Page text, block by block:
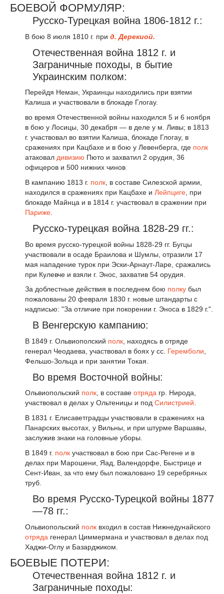
БОЕВОЙ ФОРМУЛЯР:
Русско-Турецкая война 1806-1812 г.:
В бою 8 июля 1810 г. при д. Дерекиой.
Отечественная война 1812 г. и
Заграничные походы, в бытие
Украинским полком:
Перейдя Неман, Украинцы находились при взятии
Калиша и участвовали в блокаде Глогау.
во время Отечественной войны находился 5 и 6 ноября
в бою у Лосицы, 30 декабря — в деле у м. Ливы; в 1813
г. участвовал во взятии Калиша, блокаде Глогау, в
сражениях при Кацбахе и в бою у Левенберга, где полк
атаковал дивизию Пюто и захватил 2 орудия, 36
офицеров и 500 нижних чинов
В кампанию 1813 г. полк , в составе Силезской армии,
находился в сражениях при Кацбахе и Лейпциге , при
блокаде Майнца и в 1814 г. участвовал в сражении при
Париже
Русско-турецкая война 1828-29 гг.:
Во время русско-турецкой войны 1828-29 гг. Бугцы
участвовали в осаде Браилова и Шумлы, отразили 17
мая нападение турок при Эски-Арнаут-Ларе, сражались
при Кулевче и взяли г. Энос, захватив 54 орудия.
За доблестные действия в последнем бою полку был
пожалованы 20 февраля 1830 г. новые штандарты с
надписью: "За отличие при покорении г. Эноса в 1829 г.".
В Венгерскую кампанию:
В 1849 г. Ольвиополский полк , находясь в отряде
генерал Чеодаева, участвовал в боях у сс. Геремболи
Фельшо-Зольца и при занятии Токая.
Во время Восточной войны:
Ольвиопольский полк, в составе отряда гр. Нирода,
участвовал в делах у Ольтеницы и под Силистрией.
В 1831 г. Елисаветградцы участвовали в сражениях на
Панарских высотах, у Вильны, и при штурме Варшавы,
заслужив знаки на головные уборы.
В 1849 г. полк участвовал в бою при Сас-Регене и в
делах при Марошени, Яад, Валендорфе, Быстрице и
Сент-Иван, за что ему был пожаловано 19 серебряных
труб.
Во время Русско-Турецкой войны 1877
—78 гг.:
Ольвиопольский полк входил в состав Нижнедунайского
отряда генерал Циммермана и участвовал в делах под
Хаджи-Оглу и Базарджиком.
БОЕВЫЕ ПОТЕРИ:
Отечественная война 1812 г. и
Заграничные походы: